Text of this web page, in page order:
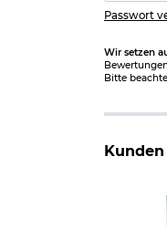
Bitte
- LiPo
- LiPo
- Diesen
- Der
Passwort
Wir setzen
Bitte